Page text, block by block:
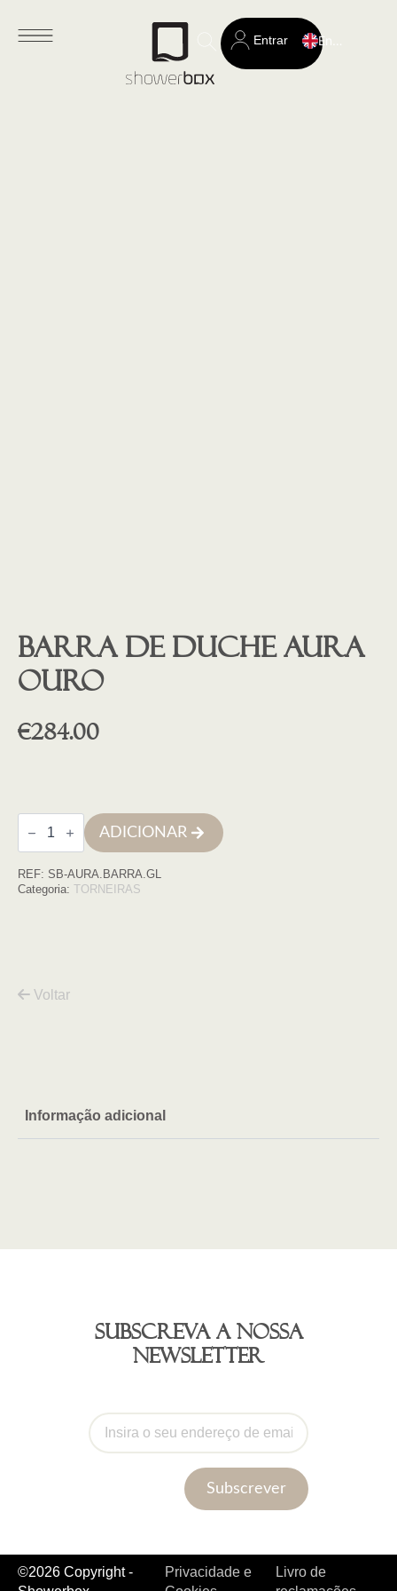
Search
for:
Entrar
Barra de duche AURA
ouro
€284.00
Quantidade
de
Barra
duche
AURA
ADICIONAR
REF: SB-AURA.BARRA.GL
Categoria: TORNEIRAS
Voltar
Informação adicional
Subscreva a nossa
newsletter
Subscrever
©2026 Copyright -
Privacidade e
Livro de